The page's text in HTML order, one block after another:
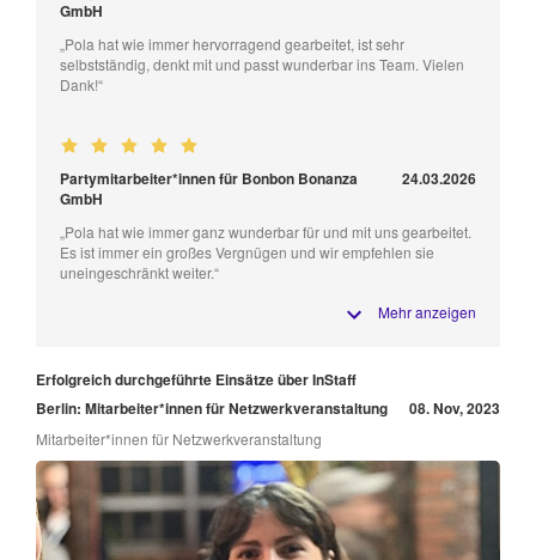
GmbH
„Pola hat wie immer hervorragend gearbeitet, ist sehr
selbstständig, denkt mit und passt wunderbar ins Team. Vielen
Dank!“
Partymitarbeiter*innen für Bonbon Bonanza
GmbH
24.03.2026
„Pola hat wie immer ganz wunderbar für und mit uns gearbeitet.
Es ist immer ein großes Vergnügen und wir empfehlen sie
uneingeschränkt weiter.“
Mehr anzeigen
Erfolgreich durchgeführte Einsätze über InStaff
Berlin: Mitarbeiter*innen für Netzwerkveranstaltung
08. Nov, 2023
Mitarbeiter*innen für Netzwerkveranstaltung